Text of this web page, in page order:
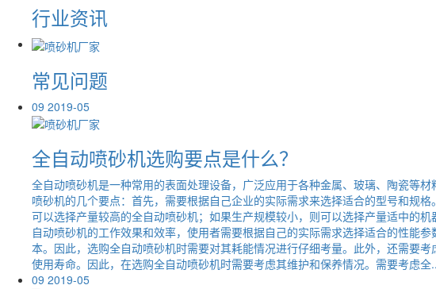
行业资讯
常见问题
09 2019-05
全自动喷砂机选购要点是什么？
全自动喷砂机是一种常用的表面处理设备，广泛应用于各种金属、玻璃、陶瓷等
喷砂机的几个要点：首先，需要根据自己企业的实际需求来选择适合的型号和规
可以选择产量较高的全自动喷砂机；如果生产规模较小，则可以选择产量适中的
自动喷砂机的工作效果和效率，使用者需要根据自己的实际需求选择适合的性能
本。因此，选购全自动喷砂机时需要对其耗能情况进行仔细考量。此外，还需要
使用寿命。因此，在选购全自动喷砂机时需要考虑其维护和保养情况。需要考虑全
09 2019-05